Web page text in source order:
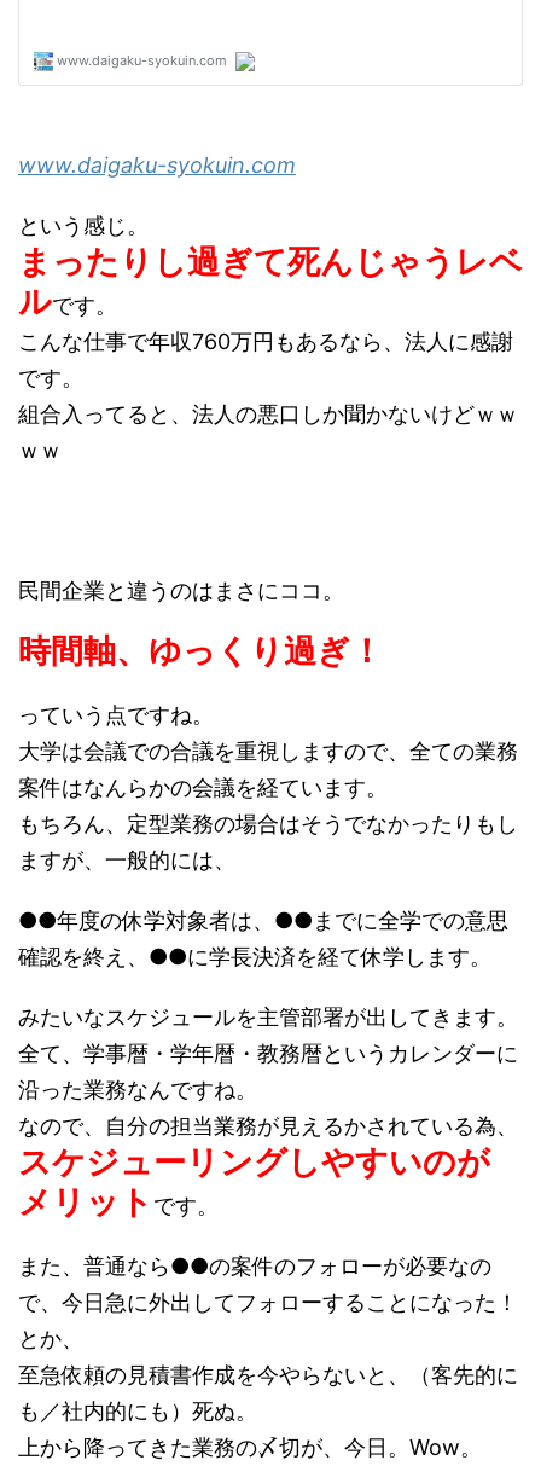
www.daigaku-syokuin.com
という感じ。
まったりし過ぎて死んじゃうレベ
ルです。
こんな仕事で年収760万円もあるなら、法人に感謝
です。
組合入ってると、法人の悪口しか聞かないけどｗｗ
ｗｗ
民間企業と違うのはまさにココ。
時間軸、ゆっくり過ぎ！
っていう点ですね。
大学は会議での合議を重視しますので、全ての業務
案件はなんらかの会議を経ています。
もちろん、定型業務の場合はそうでなかったりもし
ますが、一般的には、
●●年度の休学対象者は、●●までに全学での意思
確認を終え、●●に学長決済を経て休学します。
みたいなスケジュールを主管部署が出してきます。
全て、学事暦・学年暦・教務暦というカレンダーに
沿った業務なんですね。
なので、自分の担当業務が見えるかされている為、
スケジューリングしやすいのが
メリット です。
また、普通なら●●の案件のフォローが必要なの
で、今日急に外出してフォローすることになった！
とか、
至急依頼の見積書作成を今やらないと、（客先的に
も／社内的にも）死ぬ。
上から降ってきた業務の〆切が、今日。Wow。